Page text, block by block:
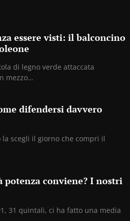
essere visti: il balconcino
di legno verde attaccata
mezzo…
difendersi davvero
scegli il giorno che compri il
potenza conviene? I nostri
31 quintali, ci ha fatto una media